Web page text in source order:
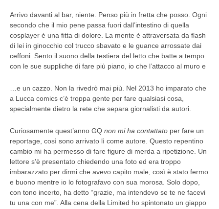
Arrivo davanti al bar, niente. Penso più in fretta che posso. Ogni
secondo che il mio pene passa fuori dall’intestino di quella
cosplayer è una fitta di dolore. La mente è attraversata da flash
di lei in ginocchio col trucco sbavato e le guance arrossate dai
ceffoni. Sento il suono della testiera del letto che batte a tempo
con le sue suppliche di fare più piano, io che l’attacco al muro e
…e un cazzo. Non la rivedrò mai più. Nel 2013 ho imparato che
a Lucca comics c’è troppa gente per fare qualsiasi cosa,
specialmente dietro la rete che separa giornalisti da autori.
Curiosamente quest’anno GQ non mi ha contattato per fare un
reportage, così sono arrivato lì come autore. Questo repentino
cambio mi ha permesso di fare figure di merda a ripetizione. Un
lettore s’è presentato chiedendo una foto ed era troppo
imbarazzato per dirmi che avevo capito male, così è stato fermo
e buono mentre io lo fotografavo con sua morosa. Solo dopo,
con tono incerto, ha detto “grazie, ma intendevo se te ne facevi
tu una con me”. Alla cena della Limited ho spintonato un giappo